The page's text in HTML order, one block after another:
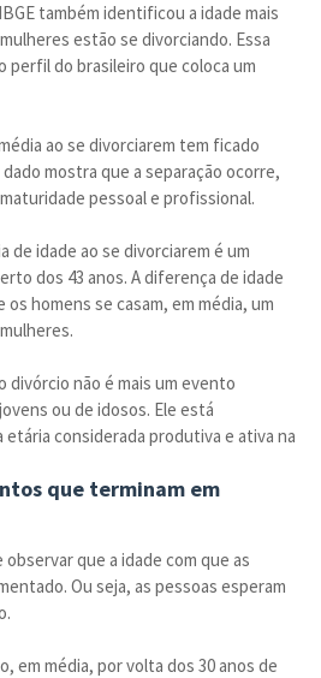
também identificou a idade mais
estão se divorciando. Essa
perfil do brasileiro que coloca um
ao se divorciarem tem ficado
mostra que a separação ocorre,
pessoal e profissional.
de idade ao se divorciarem é um
dos 43 anos. A diferença de idade
homens se casam, em média, um
não é mais um evento
ou de idosos. Ele está
considerada produtiva e ativa na
que terminam em
que a idade com que as
Ou seja, as pessoas esperam
em média, por volta dos 30 anos de